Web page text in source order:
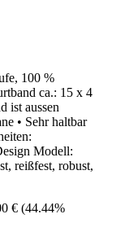
100 %
ca.: 15 x 4
ist aussen
• Sehr haltbar
Modell:
reißfest, robust,
€ (44.44%